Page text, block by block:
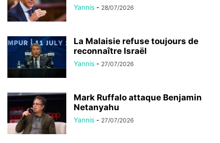
Yannis - 28/07/2026
La Malaisie refuse toujours de
reconnaître Israël
Yannis - 27/07/2026
Mark Ruffalo attaque Benjamin
Netanyahu
Yannis - 27/07/2026